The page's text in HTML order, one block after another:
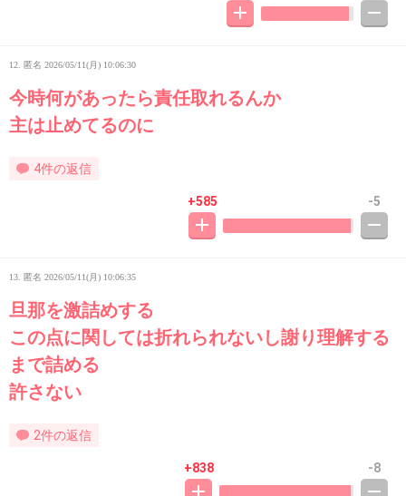
12. 匿名 2026/05/11(月) 10:06:30
今時何があったら責任取れるんか
主は止めてるのに
4件の返信
+585 -5
13. 匿名 2026/05/11(月) 10:06:35
旦那を激詰めする
この点に関しては折れられないし謝り理解する
まで詰める
許さない
2件の返信
+838 -8